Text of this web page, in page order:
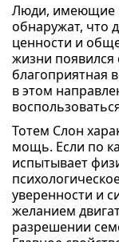
Люди, имеющие
обнаружат, что
ценности и
жизни появился
благоприятная
в этом
Тотем Слон
мощь. Если по
испытывает
уверенности и
желанием
разрешении